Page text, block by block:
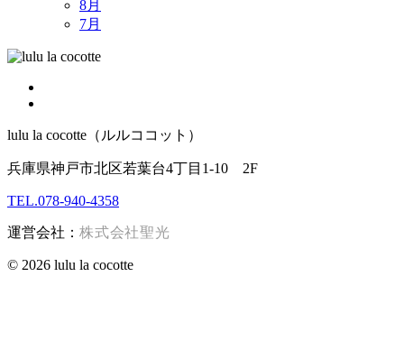
8月
7月
lulu la cocotte（ルルココット）
兵庫県神戸市北区若葉台4丁目1-10 2F
TEL.078-940-4358
運営会社： 株式会社聖光
© 2026 lulu la cocotte